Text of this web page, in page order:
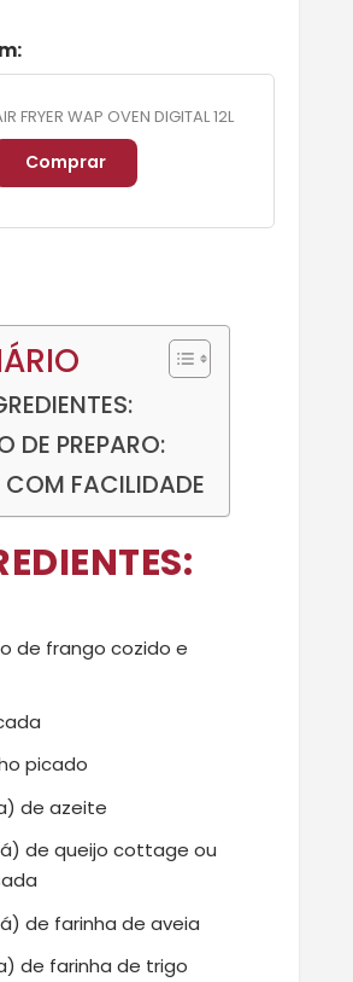
FRYER WAP OVEN DIGITAL 12L
Comprar
DE PREPARO:
COM FACILIDADE
de frango cozido e
picado
de azeite
de queijo cottage ou
de farinha de aveia
de farinha de trigo